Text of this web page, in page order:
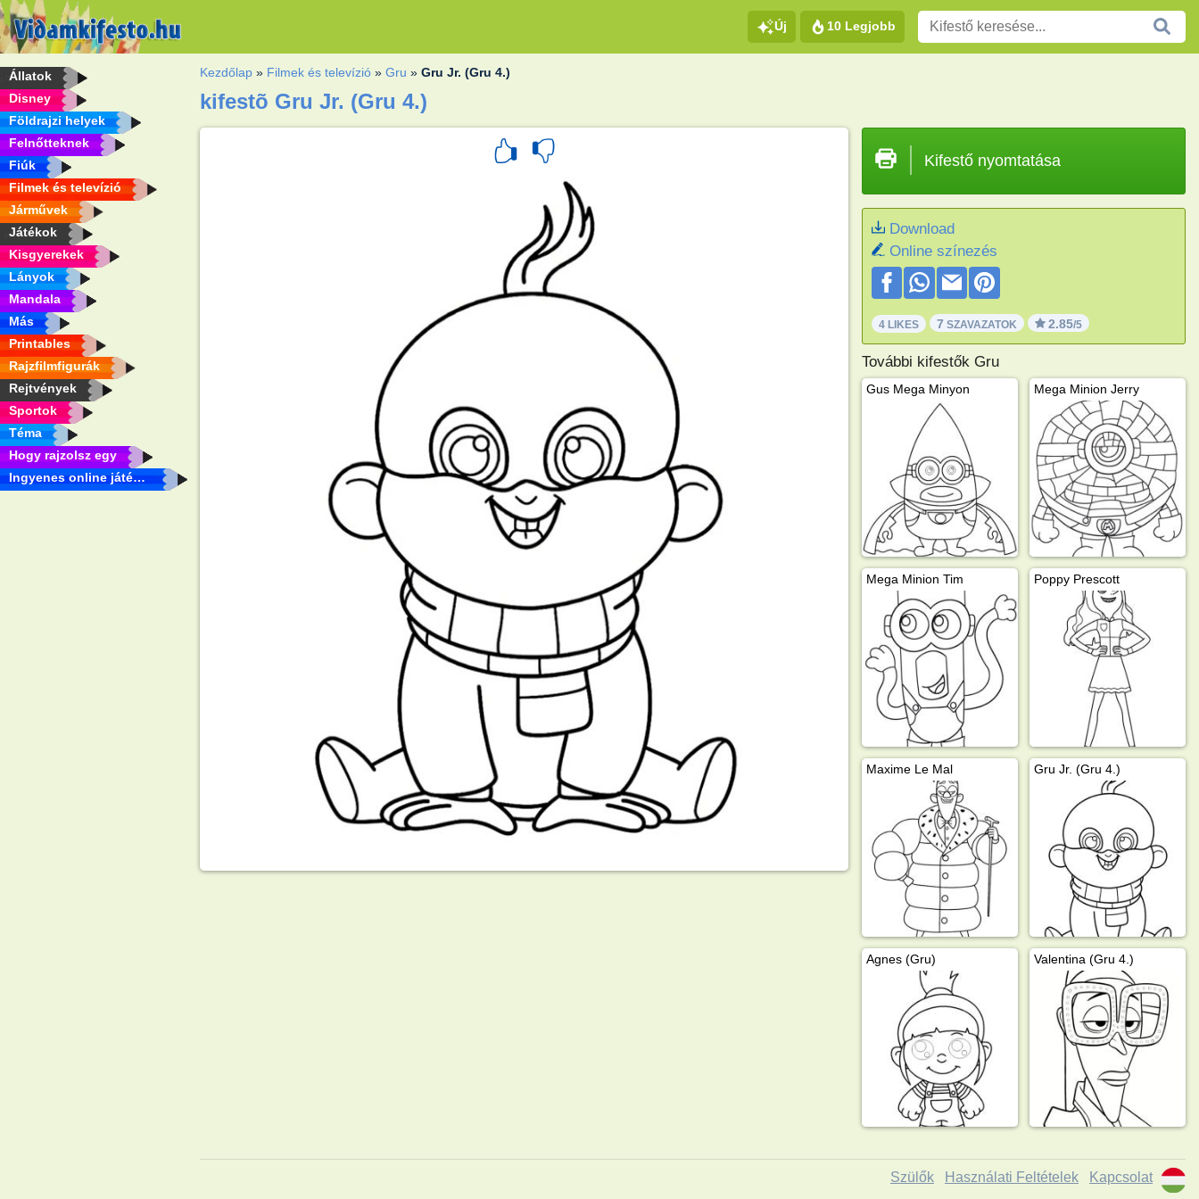
Új 10 Legjobb
Állatok
Disney
Földrajzi helyek
Felnőtteknek
Fiúk
Filmek és televízió
Járművek
Játékok
Kisgyerekek
Lányok
Mandala
Más
Printables
Rajzfilmfigurák
Rejtvények
Sportok
Téma
Hogy rajzolsz egy
Ingyenes online játékok
Kezdőlap » Filmek és televízió »Gru »Gru Jr. (Gru 4.)
kifestõ Gru Jr. (Gru 4.)
Kifestő nyomtatása
Download
Online színezés
4 LIKES 7 SZAVAZATOK 2.85/5
További kifestők Gru
Gus Mega Minyon Mega Minion Jerry
Mega Minion Tim Poppy Prescott
Maxime Le Mal Gru Jr. (Gru 4.)
Agnes (Gru) Valentina (Gru 4.)
Szülők Használati Feltételek Kapcsolat